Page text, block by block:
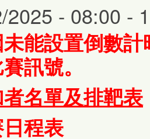
2025 - 08:00 -
能設置倒數
訊號。
名單及排靶表
程表